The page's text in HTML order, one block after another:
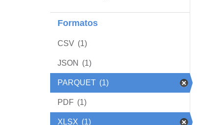
Formatos
CSV (1)
JSON (1)
PARQUET (1)
PDF (1)
XLSX (1)